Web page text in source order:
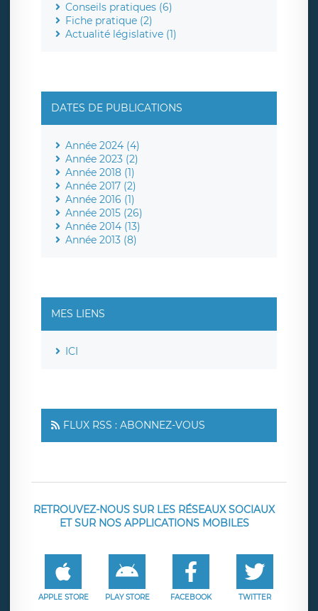
Conseils pratiques (6)
Fiche pratique (2)
Actualité législative (1)
DATES DE PUBLICATIONS
Année 2024 (4)
Année 2023 (2)
Année 2018 (1)
Année 2017 (2)
Année 2016 (1)
Année 2015 (26)
Année 2014 (13)
Année 2013 (8)
MES LIENS
ICI
FLUX RSS : ABONNEZ-VOUS
RETROUVEZ-NOUS SUR LES RÉSEAUX SOCIAUX
ET SUR NOS APPLICATIONS MOBILES
APPLE STORE PLAY STORE FACEBOOK TWITTER